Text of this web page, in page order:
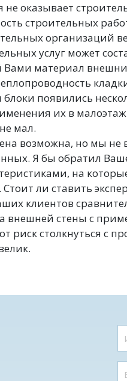
оказывает
строительных
организаций
услуг может
материал
блоки появились
их в
мал.
возможна, но мы
Я бы обратил
на
Стоит ли ставить
клиентов
внешней стены с
риск столкнуться с